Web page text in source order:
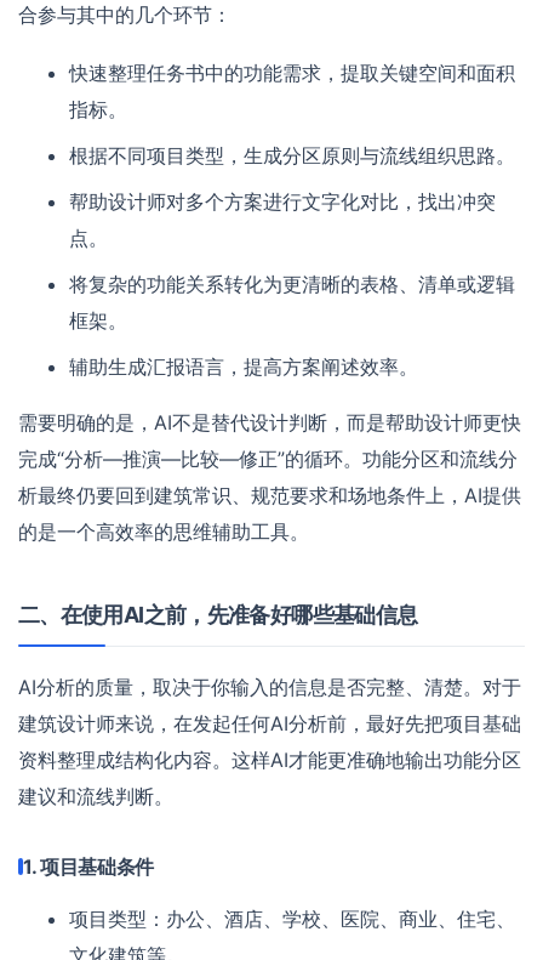
合参与其中的几个环节：
快速整理任务书中的功能需求，提取关键空间和面积
指标。
根据不同项目类型，生成分区原则与流线组织思路。
帮助设计师对多个方案进行文字化对比，找出冲突
点。
将复杂的功能关系转化为更清晰的表格、清单或逻辑
框架。
辅助生成汇报语言，提高方案阐述效率。
需要明确的是，AI不是替代设计判断，而是帮助设计师更快
完成“分析—推演—比较—修正”的循环。功能分区和流线分
析最终仍要回到建筑常识、规范要求和场地条件上，AI提供
的是一个高效率的思维辅助工具。
二、在使用AI之前，先准备好哪些基础信息
AI分析的质量，取决于你输入的信息是否完整、清楚。对于
建筑设计师来说，在发起任何AI分析前，最好先把项目基础
资料整理成结构化内容。这样AI才能更准确地输出功能分区
建议和流线判断。
1. 项目基础条件
项目类型：办公、酒店、学校、医院、商业、住宅、
文化建筑等。